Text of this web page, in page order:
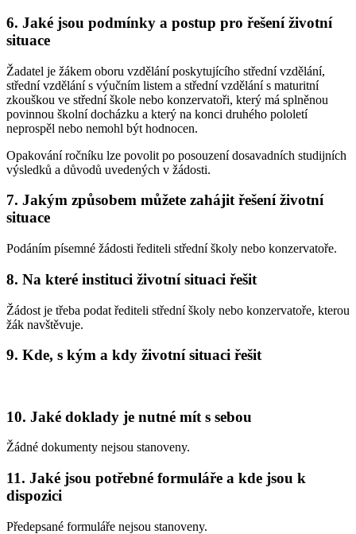
6. Jaké jsou podmínky a postup pro řešení životní
situace
Žadatel je žákem oboru vzdělání poskytujícího střední vzdělání,
střední vzdělání s výučním listem a střední vzdělání s maturitní
zkouškou ve střední škole nebo konzervatoři, který má splněnou
povinnou školní docházku a který na konci druhého pololetí
neprospěl nebo nemohl být hodnocen.
Opakování ročníku lze povolit po posouzení dosavadních studijních
výsledků a důvodů uvedených v žádosti.
7. Jakým způsobem můžete zahájit řešení životní
situace
Podáním písemné žádosti řediteli střední školy nebo konzervatoře.
8. Na které instituci životní situaci řešit
Žádost je třeba podat řediteli střední školy nebo konzervatoře, kterou
žák navštěvuje.
9. Kde, s kým a kdy životní situaci řešit
10. Jaké doklady je nutné mít s sebou
Žádné dokumenty nejsou stanoveny.
11. Jaké jsou potřebné formuláře a kde jsou k
dispozici
Předepsané formuláře nejsou stanoveny.